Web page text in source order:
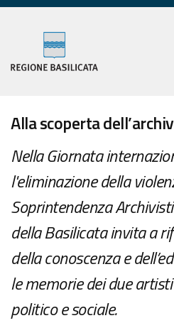
Alla scoperta
Nella Giornata
l'eliminazione della
Soprintendenza
della Basilicata invita a
della conoscenza e
le memorie dei due
politico e sociale.